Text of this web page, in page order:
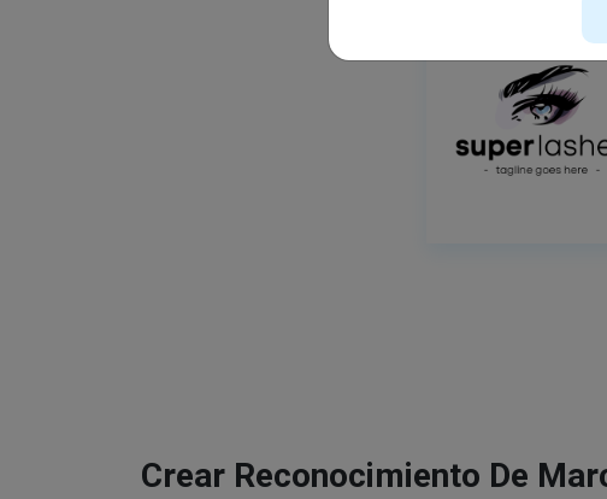
Crear Reconocimiento De